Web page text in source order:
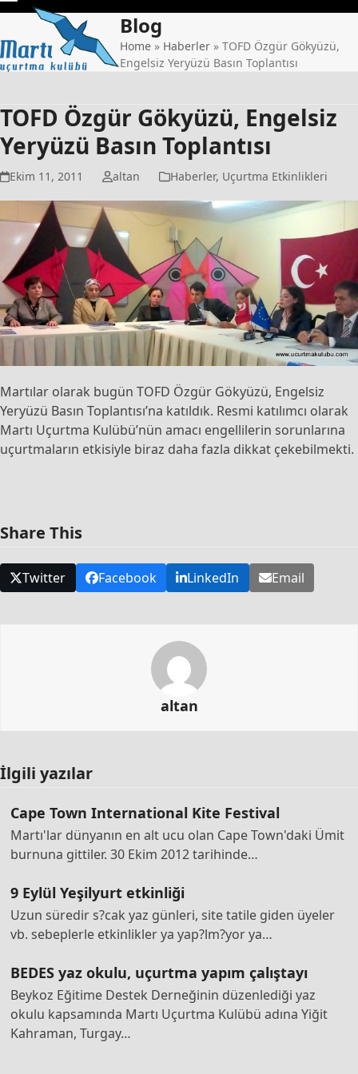
Skip
content
Open
mobile
menu
Close
mobile
menu
Blog
Home » Haberler » TOFD Özgür Gökyüzü,
Engelsiz Yeryüzü Basın Toplantısı
TOFD Özgür Gökyüzü, Engelsiz
Yeryüzü Basın Toplantısı
Ekim 11, 2011 altan Haberler, Uçurtma Etkinlikleri
Martılar olarak bugün TOFD Özgür Gökyüzü, Engelsiz
Yeryüzü Basın Toplantısı’na katıldık. Resmi katılımcı olarak
Martı Uçurtma Kulübü’nün amacı engellilerin sorunlarına
uçurtmaların etkisiyle biraz daha fazla dikkat çekebilmekti.
Share This
Twitter Facebook LinkedIn Email
altan
İlgili yazılar
Cape Town International Kite Festival
Martı'lar dünyanın en alt ucu olan Cape Town'daki Ümit
burnuna gittiler. 30 Ekim 2012 tarihinde…
9 Eylül Yeşilyurt etkinliği
Uzun süredir s?cak yaz günleri, site tatile giden üyeler
vb. sebeplerle etkinlikler ya yap?lm?yor ya…
BEDES yaz okulu, uçurtma yapım çalıştayı
Beykoz Eğitime Destek Derneğinin düzenlediği yaz
okulu kapsamında Martı Uçurtma Kulübü adına Yiğit
Kahraman, Turgay…